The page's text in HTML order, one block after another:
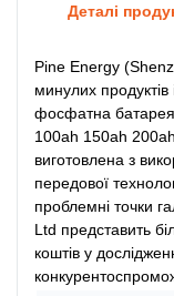
Деталі
Pine Energy
минулих продуктів
фосфатна
100ah 150ah
виготовлена ​​з
передової
проблемні точки
Ltd представить
коштів у